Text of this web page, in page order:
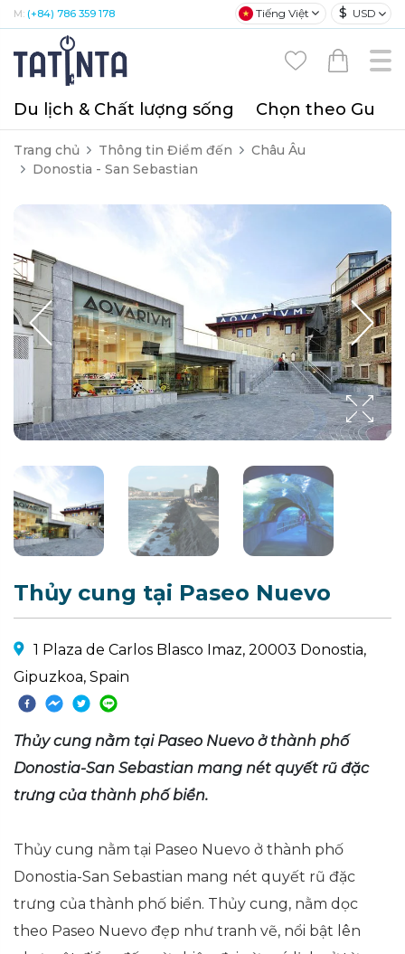
M: (+84) 786 359 178 Tiếng Việt $ USD
Du lịch & Chất lượng sống Chọn theo Gu
Trang chủ Thông tin Điểm đến
Châu Âu
Donostia - San Sebastian
Thủy cung tại Paseo Nuevo
1 Plaza de Carlos Blasco Imaz, 20003 Donostia,
Gipuzkoa, Spain
Thủy cung nằm tại Paseo Nuevo ở thành phố
Donostia-San Sebastian mang nét quyết rũ đặc
trưng của thành phố biển.
Thủy cung nằm tại Paseo Nuevo ở thành phố
Donostia-San Sebastian mang nét quyết rũ đặc
trưng của thành phố biển. Thủy cung, nằm dọc
theo Paseo Nuevo đẹp như tranh vẽ, nổi bật lên